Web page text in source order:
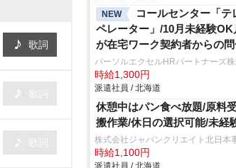
歌詞
NEW
コールセンター「テ
ペレーター」/10月未経験OK
が在宅ワーク契約者からの
パーソルエクセルHRパートナーズ
時給1,300円
派遣社員 / 北海道
休憩中はパン食べ放題/原料
搬作業/休日の選択可能/未経
株式会社ジャパンクリエイト北日本
時給1,100円
派遣社員 / 北海道